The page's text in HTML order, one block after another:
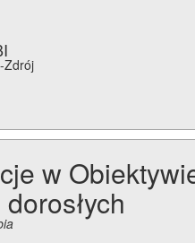
Zdrój
w